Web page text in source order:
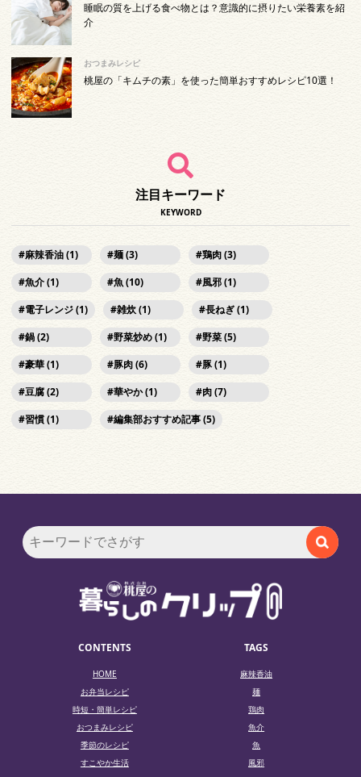
睡眠の質を上げる食べ物とは？意識的に摂りたい栄養素を紹
介
おつまみレシピ
桃屋の「キムチの素」を使った簡単おすすめレシピ10選！
注目キーワード
KEYWORD
麻辣香油 (1) 麺 (3)
鶏肉 (3)
魚介 (1)
魚 (10)
風邪 (1)
電子レンジ (1)
雑炊 (1)
長ねぎ (1)
鍋 (2)
野菜炒め (1)
野菜 (5)
豪華 (1)
豚肉 (6)
豚 (1)
豆腐 (2)
華やか (1)
肉 (7)
習慣 (1)
編集部おすすめ記事 (5)
CONTENTS
HOME
お弁当レシピ
時短・簡単レシピ
おつまみレシピ
季節のレシピ
すこやか生活
TAGS
麻辣香油
麺
鶏肉
魚介
魚
風邪